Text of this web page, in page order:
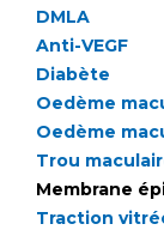
Vos
La
Les Comités
Le projet des
Rôles et
Liste des
Documents
DMLA
Anti-VEGF
Diabète
Oedème
Oedème
Trou
Membrane
Traction